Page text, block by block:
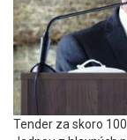
Tender za skoro